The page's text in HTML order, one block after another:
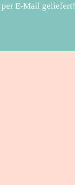
per E-Mail geliefert!